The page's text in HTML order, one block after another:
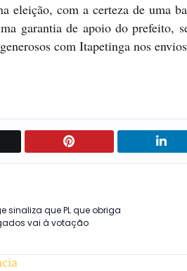
eleição, com a certeza de uma
garantia de apoio do prefeito,
com Itapetinga nos
sinaliza que PL que obriga
vai à votação